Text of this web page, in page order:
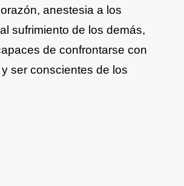
anestesia a los
sufrimiento de los demás,
de confrontarse con
ser conscientes de los